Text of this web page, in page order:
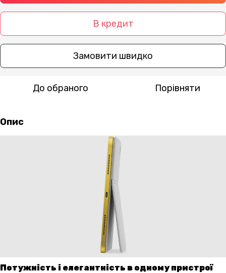
В кредит
Замовити швидко
До обраного Порівняти
Опис
Потужність і елегантність в одному пристрої